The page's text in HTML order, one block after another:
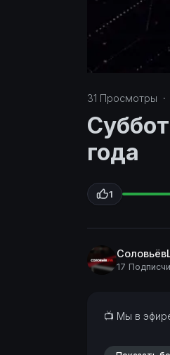
31 Просмотры ·
года
1
17
⁣📺 Мы в